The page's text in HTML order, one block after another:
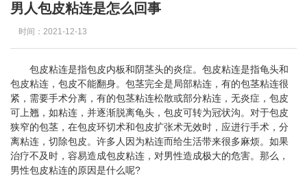
男人包皮粘连是怎么回事
时间：2021-12-13
包皮粘连是指包皮内板和阴茎头的炎症。包皮粘连是指龟头和
包皮粘连，包皮不能翻身。包茎完全是局部粘连，有的包茎粘连很
紧，需要手术分离，有的包茎粘连松散或部分粘连，无炎症，包皮
可上翘，如粘连，并逐渐脱离龟头，包皮可转为冠状沟。对于包皮
狭窄的包茎，在包皮环切术和包皮扩张术无效时，应进行手术，分
离粘连，切除包皮。许多人因为粘连而给生活带来很多麻烦。如果
治疗不及时，容易造成包皮粘连，对男性造成极大的危害。那么，
男性包皮粘连的原因是什么呢?